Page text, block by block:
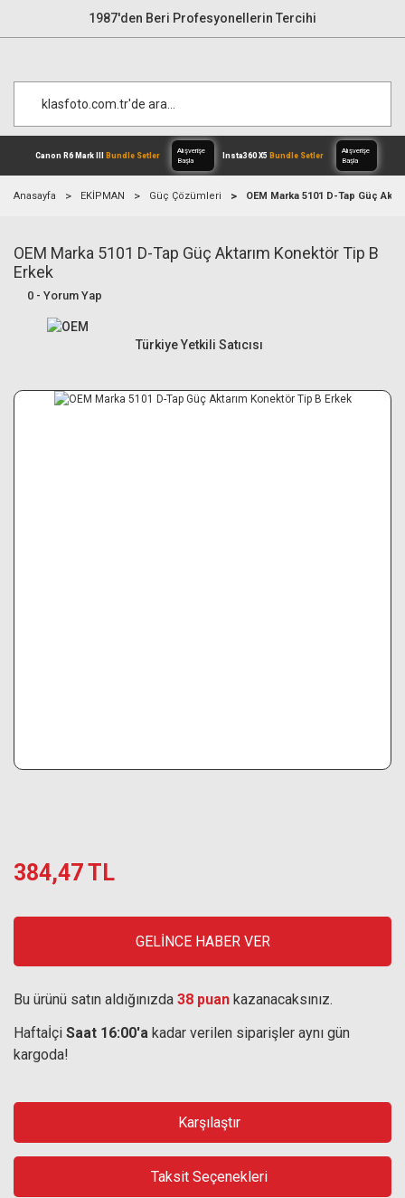
1987'den Beri Profesyonellerin Tercihi
Canon R6 Mark IIIBundle Setler
Alışverişe
Anasayfa EKİPMAN Güç Çözümleri OEM Marka 5101 D-Tap Güç
OEM Marka 5101 D-Tap Güç Aktarım Konektör Tip B
Erkek
0 - Yorum Yap
Türkiye Yetkili Satıcısı
384,47 TL
GELİNCE HABER VER
Bu ürünü satın aldığınızda 38 puan kazanacaksınız.
Haftaİçi Saat 16:00'a kadar verilen siparişler aynı gün
kargoda!
Karşılaştır
Taksit Seçenekleri